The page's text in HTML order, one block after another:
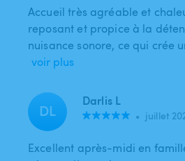
Accueil très agréable et
reposant et propice à la
nuisance sonore, ce qui crée
voir plus
DL Darlis L
• juillet
Excellent après-midi en